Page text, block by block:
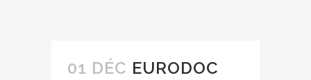
01 DÉC EURODOC